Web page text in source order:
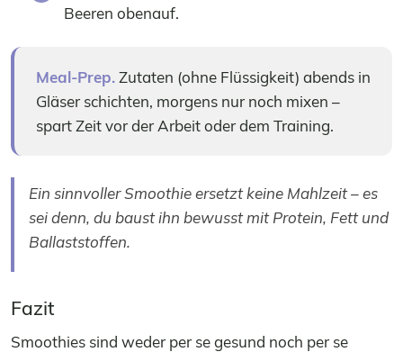
Beeren obenauf.
Meal-Prep.Zutaten (ohne Flüssigkeit) abends in
Gläser schichten, morgens nur noch mixen –
spart Zeit vor der Arbeit oder dem Training.
Ein sinnvoller Smoothie ersetzt keine Mahlzeit – es
sei denn, du baust ihn bewusst mit Protein, Fett und
Ballaststoffen.
Fazit
Smoothies sind weder per se gesund noch per se